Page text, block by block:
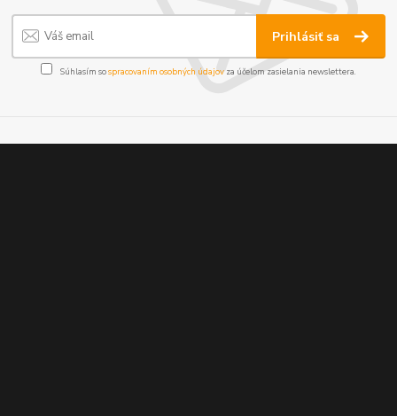
Prihlásiť sa
Súhlasím sospracovaním osobných údajov za účelom zasielania newslettera.